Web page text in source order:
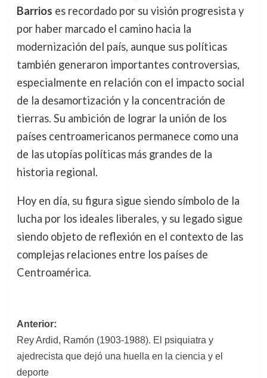
Barrios es recordado por su visión progresista y
por haber marcado el camino hacia la
modernización del país, aunque sus políticas
también generaron importantes controversias,
especialmente en relación con el impacto social
de la desamortización y la concentración de
tierras. Su ambición de lograr la unión de los
países centroamericanos permanece como una
de las utopías políticas más grandes de la
historia regional.
Hoy en día, su figura sigue siendo símbolo de la
lucha por los ideales liberales, y su legado sigue
siendo objeto de reflexión en el contexto de las
complejas relaciones entre los países de
Centroamérica.
Navegación
de
entradas
Anterior:
Rey Ardid, Ramón (1903-1988). El psiquiatra y
ajedrecista que dejó una huella en la ciencia y el
deporte